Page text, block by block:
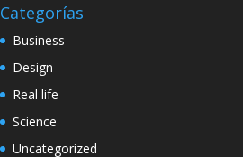
Categorías
Business
Design
Real life
Science
Uncategorized